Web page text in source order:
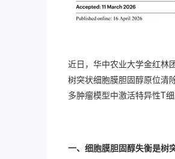
近日，华中农业大学金红林
树突状细胞膜胆固醇原位清
多肿瘤模型中激活特异性T
一、细胞膜胆固醇失衡是树